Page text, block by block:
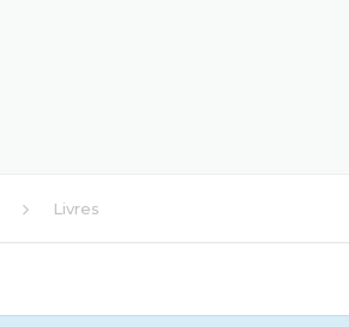
Livres